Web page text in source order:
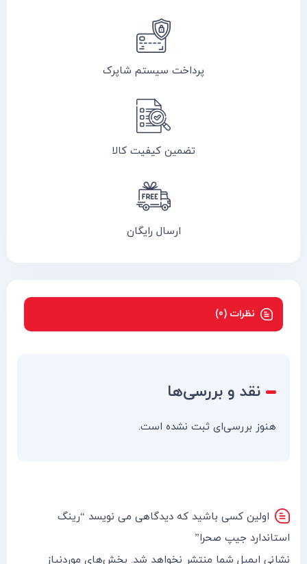
پرداخت سیستم شاپرک
تضمین کیفیت کالا
ارسال رایگان
نظرات (0)
نقد و بررسی‌ها
هنوز بررسی‌ای ثبت نشده است.
اولین کسی باشید که دیدگاهی می نویسد “رینگ
استاندارد جیپ صحرا”
نشانی ایمیل شما منتشر نخواهد شد. بخش‌های موردنیاز